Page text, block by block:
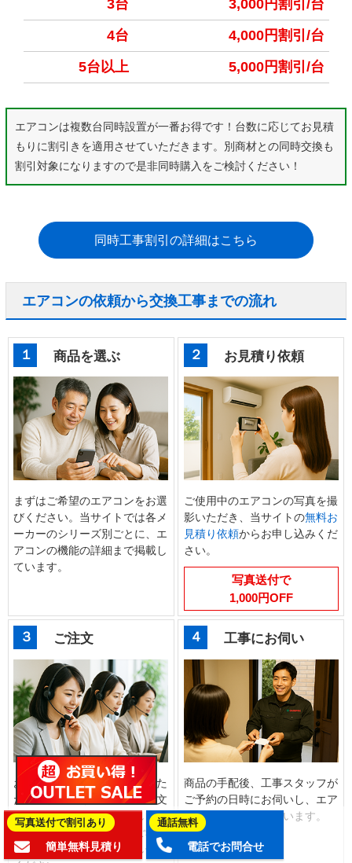
3台
3,000円割引/台
4台
4,000円割引/台
5台以上
5,000円割引/台
エアコンは複数台同時設置が一番お得です！台数に応じてお見積
もりに割引きを適用させていただきます。別商材との同時交換も
割引対象になりますので是非同時購入をご検討ください！
同時工事割引の詳細はこちら
エアコンの依頼から交換工事までの流れ
１ 商品を選ぶ
まずはご希望のエアコンをお選
びください。当サイトでは各メ
ーカーのシリーズ別ごとに、エ
アコンの機能の詳細まで掲載し
ています。
２ お見積り依頼
ご使用中のエアコンの写真を撮
影いただき、当サイトの無料お
見積り依頼からお申し込みくだ
さい。
写真送付で
1,000円OFF
３ ご注文
お客様マイページでご確認いた
だいたお見積り画面からご注文
のお手続きをお願いいたしま
す。お見積内容の変更をご希望
の場合はご注文前にお申し付け
４ 工事にお伺い
商品の手配後、工事スタッフが
ご予約の日時にお伺いし、エア
コンの交換工事を行います。
写真送付で割引あり
簡単無料見積り
通話無料
電話でお問合せ